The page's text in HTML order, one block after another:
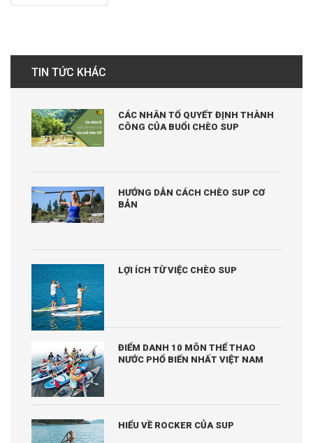
TIN TỨC KHÁC
CÁC NHÂN TỐ QUYẾT ĐỊNH THÀNH
CÔNG CỦA BUỔI CHÈO SUP
HƯỚNG DẪN CÁCH CHÈO SUP CƠ
BẢN
LỢI ÍCH TỪ VIỆC CHÈO SUP
ĐIỂM DANH 10 MÔN THỂ THAO
NƯỚC PHỔ BIẾN NHẤT VIỆT NAM
HIỂU VỀ ROCKER CỦA SUP